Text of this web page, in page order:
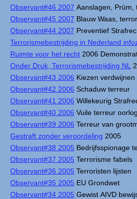
Observant#46 2007 Aanslagen, Prüm,
Observant#45 2007 Blauw Waas,
Observant#44 2007 Preventief
Terrorismebestrijding in Nederland
Ruimte voor het recht 2006
Onder Druk, Terrorismebestrijding NL
Observant#43 2006 Kiezen
Observant#42 2006 Schaduw terreur
Observant#41 2006 Willekeurig
Observant#40 2006 Vuile terreur oorlog
Observant#39 2006 Terreur van
Gestraft zonder veroordeling 2005
Observant#38 2005 Bedrijfsspionage
Observant#37 2005 Terrorisme fabels
Observant#36 2005 Terroristen lijsten
Observant#35 2005 EU Grondwet
Observant#34 2005 Gewist AIVD